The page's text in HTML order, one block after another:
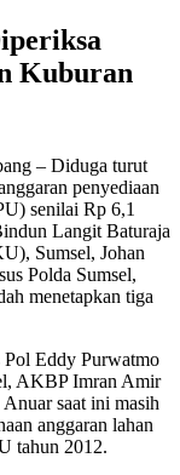
Kuburan
– Diduga turut
penyediaan
senilai Rp 6,1
Langit Baturaja
Sumsel, Johan
Polda Sumsel,
menetapkan tiga
Eddy Purwatmo
AKBP Imran Amir
saat ini masih
anggaran lahan
tahun 2012.